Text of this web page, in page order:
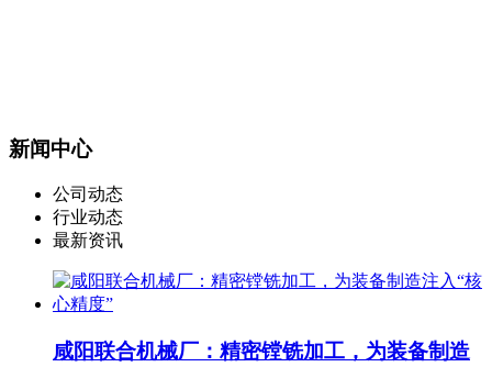
新闻中心
公司动态
行业动态
最新资讯
咸阳联合机械厂：精密镗铣加工，为装备制造